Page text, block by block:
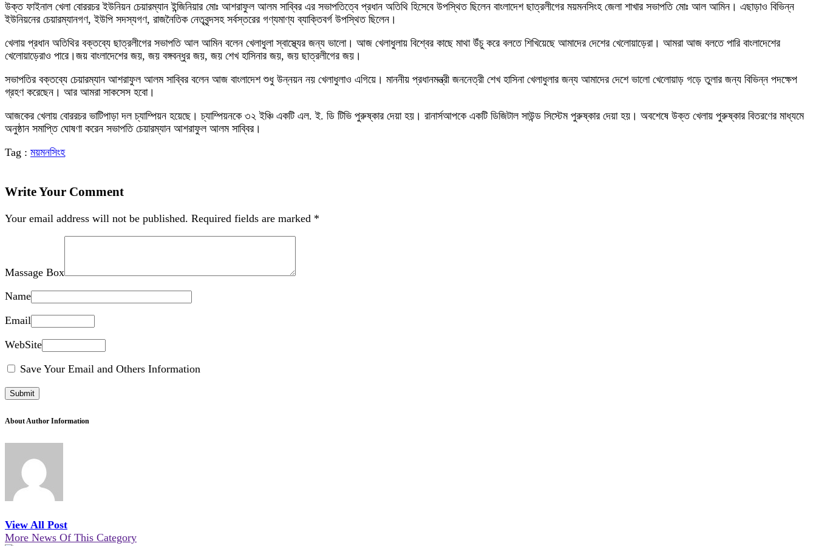
উক্ত ফাইনাল খেলা বোররচর ইউনিয়ন চেয়ারম্যান ইন্জিনিয়ার মোঃ আশরাফুল আলম সাব্বির এর সভাপতিত্বে প্রধান অতিথি হিসেবে উপস্থিত ছিলেন বাংলাদেশ ছাত্রলীগের ময়মনসিংহ জেলা শাখার সভাপতি মোঃ আল আমিন। এছাড়াও বিভিন্ন
ইউনিয়নের চেয়ারম্যানগণ, ইউপি সদস্যগণ, রাজনৈতিক নেতৃবৃন্দসহ সর্বস্তরের গণ্যমাণ্য ব্যাক্তিবর্গ উপস্থিত ছিলেন।
খেলায় প্রধান অতিথির বক্তব্যে ছাত্রলীগের সভাপতি আল আমিন বলেন খেলাধুলা স্বাস্থ্যের জন্য ভালো। আজ খেলাধুলায় বিশ্বের কাছে মাথা উঁচু করে বলতে শিখিয়েছে আমাদের দেশের খেলোয়াড়েরা। আমরা আজ বলতে পারি বাংলাদেশের
খেলোয়াড়েরাও পারে।জয় বাংলাদেশের জয়, জয় বঙ্গবন্ধুর জয়, জয় শেখ হাসিনার জয়, জয় ছাত্রলীগের জয়।
সভাপতির বক্তব্যে চেয়ারম্যান আশরাফুল আলম সাব্বির বলেন আজ বাংলাদেশ শুধু উন্নয়ন নয় খেলাধুলাও এগিয়ে। মাননীয় প্রধানমন্ত্রী জননেত্রী শেখ হাসিনা খেলাধুলার জন্য আমাদের দেশে ভালো খেলোয়াড় গড়ে তুলার জন্য বিভিন্ন পদক্ষেপ
গ্রহণ করেছেন। আর আমরা সাকসেস হবো।
আজকের খেলায় বোররচর ভাটিপাড়া দল চ্যাম্পিয়ন হয়েছে। চ্যাম্পিয়নকে ৩২ ইঞ্চি একটি এল. ই. ডি টিভি পুরুষ্কার দেয়া হয়। রানার্সআপকে একটি ডিজিটাল সাউন্ড সিস্টেম পুরুষ্কার দেয়া হয়। অবশেষে উক্ত খেলায় পুরুষ্কার বিতরণের মাধ্যমে
অনুষ্ঠান সমাপ্তি ঘোষণা করেন সভাপতি চেয়ারম্যান আশরাফুল আলম সাব্বির।
Tag : ময়মনসিংহ
Write Your Comment
Your email address will not be published. Required fields are marked *
Massage Box
Name
Email
WebSite
Save Your Email and Others Information
About Author Information
View All Post
More News Of This Category